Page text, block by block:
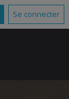
Se connecter